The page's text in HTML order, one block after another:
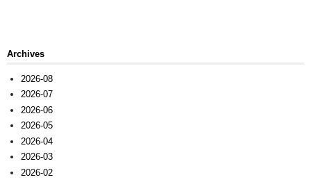
Archives
2026-08
2026-07
2026-06
2026-05
2026-04
2026-03
2026-02